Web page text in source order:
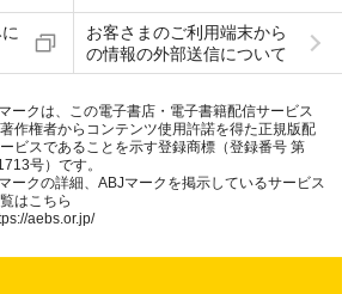
お客さまのご利用端末から
の情報の外部送信について
ークは、この電子書店・電子書籍配信サービス
作権者からコンテンツ使用許諾を得た正規版配
ビスであることを示す登録商標（登録番号 第
号）です。
ークの詳細、ABJマークを掲示しているサービス
はこちら
aebs.or.jp/